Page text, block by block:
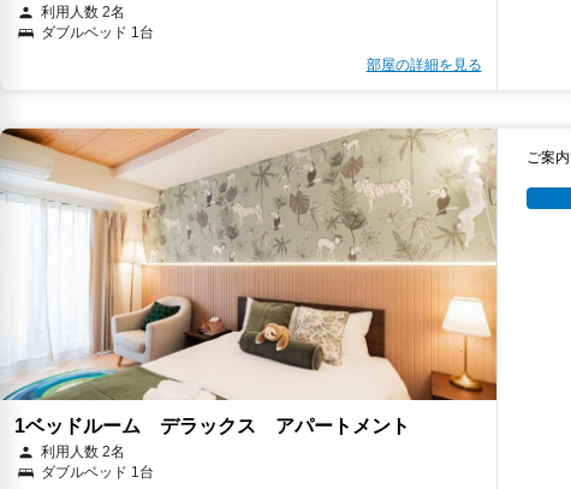
利用人数 2名
ダブルベッド 1台
部屋の詳細を見る
1ベッドルーム デラックス アパートメント
利用人数 2名
ダブルベッド 1台
ご案